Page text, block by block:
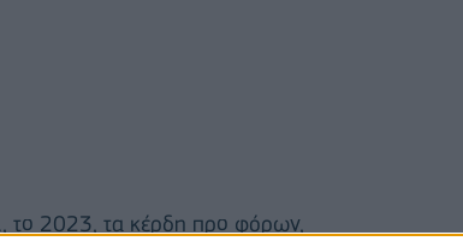
το 2023, τα κέρδη προ φόρων,